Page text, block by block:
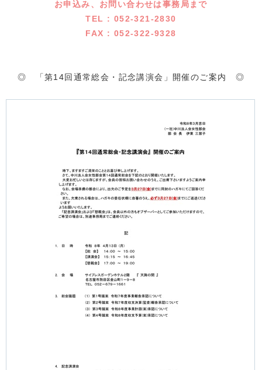
お申込み、お問い合わせは事務局まで
TEL : 052-321-2830
FAX : 052-322-9328
◎ 「第14回通常総会・記念講演会」開催のご案内 ◎